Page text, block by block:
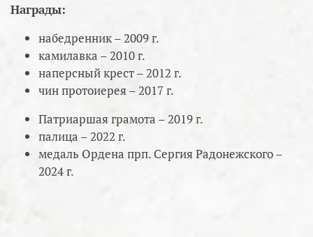
Награды:
набедренник – 2009 г.
камилавка – 2010 г.
наперсный крест – 2012 г.
чин протоиерея – 2017 г.
Патриаршая грамота – 2019 г.
палица – 2022 г.
медаль Ордена прп. Сергия Радонежского –
2024 г.